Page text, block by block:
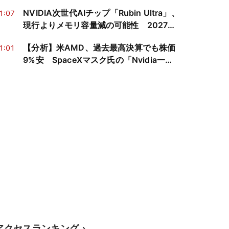
解く
NVIDIA次世代AIチップ「Rubin Ultra」、
現行よりメモリ容量減の可能性 2027年
【分析】米AMD、過去最高決算でも株価
9%安 SpaceXマスク氏の「Nvidia一本